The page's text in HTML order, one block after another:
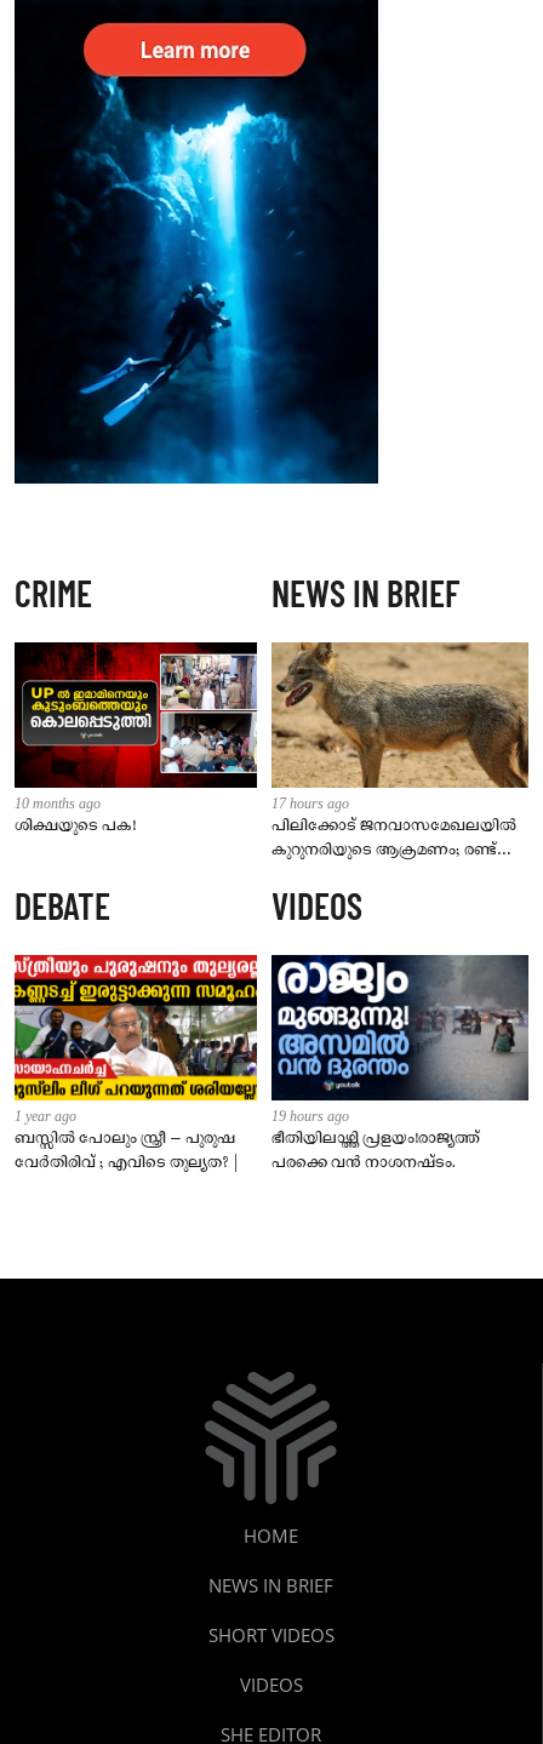
CRIME
10 months ago
ശിക്ഷയുടെ പക!
NEWS IN BRIEF
17 hours ago
പിലിക്കോട് ജനവാസമേഖലയിൽ
കുറുനരിയുടെ ആക്രമണം; രണ്ട്
നിർദേശം നൽകി പഞ്ചായത്ത്
DEBATE
1 year ago
ബസ്സിൽ പോലും സ്ത്രീ – പുരുഷ
വേർതിരിവ് ; എവിടെ തുല്യത? |
VIDEOS
19 hours ago
ഭീതിയിലാഴ്ത്തി പ്രളയം!രാജ്യത്ത്
പരക്കെ വൻ നാശനഷ്ടം.
HOME
NEWS IN BRIEF
SHORT VIDEOS
VIDEOS
SHE EDITOR